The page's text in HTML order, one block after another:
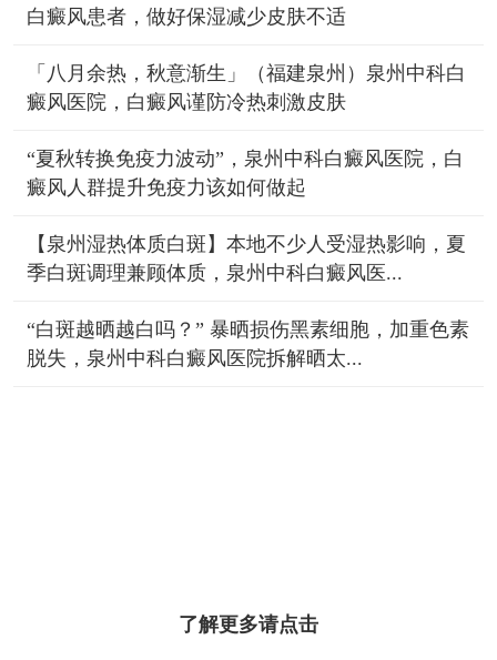
白癜风患者，做好保湿减少皮肤不适
「八月余热，秋意渐生」（福建泉州）泉州中科白
癜风医院，白癜风谨防冷热刺激皮肤
“夏秋转换免疫力波动”，泉州中科白癜风医院，白
癜风人群提升免疫力该如何做起
【泉州湿热体质白斑】本地不少人受湿热影响，夏
季白斑调理兼顾体质，泉州中科白癜风医...
“白斑越晒越白吗？” 暴晒损伤黑素细胞，加重色素
脱失，泉州中科白癜风医院拆解晒太...
了解更多请点击